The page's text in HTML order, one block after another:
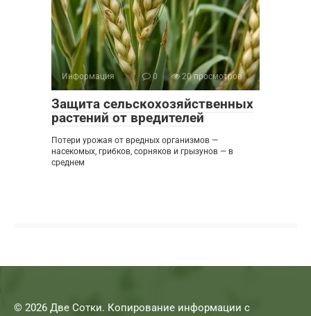
Информация 0 20 просмотров
Защита сельскохозяйственных
растений от вредителей
Потери урожая от вредных организмов —
насекомых, грибков, сорняков и грызунов — в
среднем
© 2026 Две Сотки. Копирование информации с